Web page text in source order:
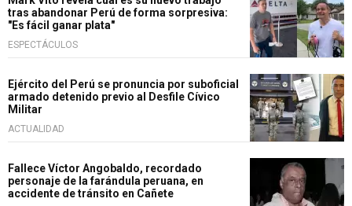
tras abandonar Perú de forma sorpresiva:
"Es fácil ganar plata"
ESPECTÁCULOS
Ejército del Perú se pronuncia por suboficial
armado detenido previo al Desfile Cívico
Militar
ACTUALIDAD
Fallece Víctor Angobaldo, recordado
personaje de la farándula peruana, en
accidente de tránsito en Cañete